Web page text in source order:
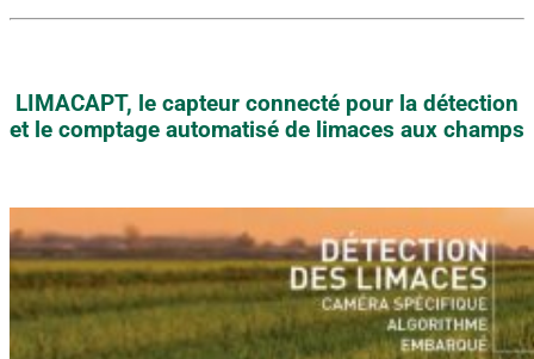
LIMACAPT, le capteur connecté pour la détection
et le comptage automatisé de limaces aux champs